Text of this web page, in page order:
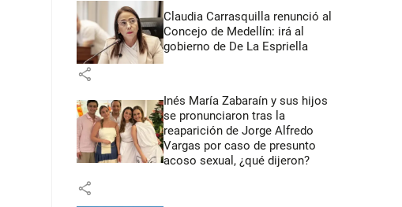
Claudia Carrasquilla renunció al
Concejo de Medellín: irá al
gobierno de De La Espriella
share
Inés María Zabaraín y sus hijos
se pronunciaron tras la
reaparición de Jorge Alfredo
Vargas por caso de presunto
acoso sexual, ¿qué dijeron?
share